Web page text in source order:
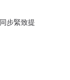
步緊致提